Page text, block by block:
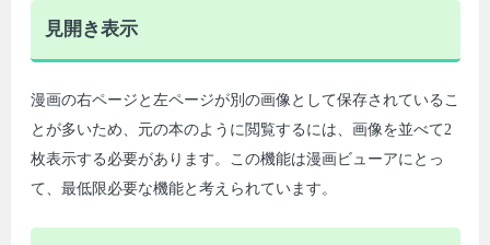
見開き表示
漫画の右ページと左ページが別の画像として保存されているこ
とが多いため、元の本のように閲覧するには、画像を並べて2
枚表示する必要があります。この機能は漫画ビューアにとっ
て、最低限必要な機能と考えられています。